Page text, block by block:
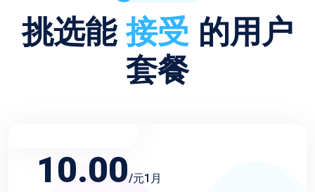
挑选能接受 的用户
套餐
10.00/元1月